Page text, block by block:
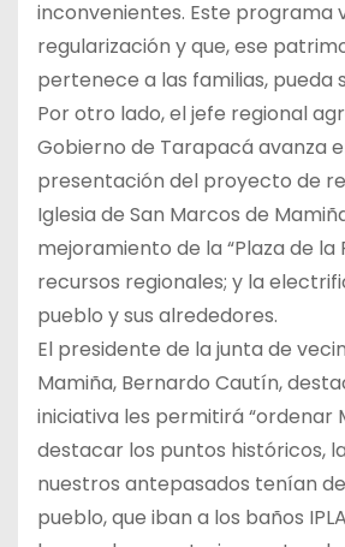
inconvenientes. Este programa
regularización y que, ese
pertenece a las familias, pueda
Por otro lado, el jefe regional
Gobierno de Tarapacá avanza
presentación del proyecto de
Iglesia de San Marcos de
mejoramiento de la “Plaza de la
recursos regionales; y la
pueblo y sus alrededores.
El presidente de la junta de
Mamiña, Bernardo Cautín,
iniciativa les permitirá “ordenar
destacar los puntos históricos,
nuestros antepasados tenían
pueblo, que iban a los baños